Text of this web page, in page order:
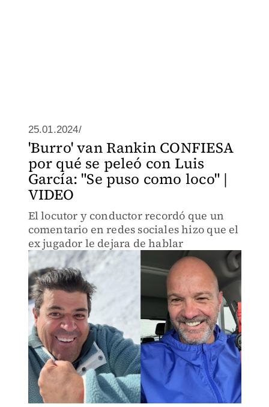
25.01.2024/
'Burro' van Rankin CONFIESA
por qué se peleó con Luis
García: "Se puso como loco" |
VIDEO
El locutor y conductor recordó que un
comentario en redes sociales hizo que el
ex jugador le dejara de hablar